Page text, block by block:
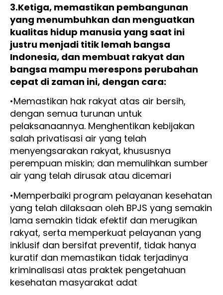
3.Ketiga, memastikan pembangunan
yang menumbuhkan dan menguatkan
kualitas hidup manusia yang saat ini
justru menjadi titik lemah bangsa
Indonesia, dan membuat rakyat dan
bangsa mampu merespons perubahan
cepat di zaman ini, dengan cara:
•Memastikan hak rakyat atas air bersih,
dengan semua turunan untuk
pelaksanaannya. Menghentikan kebijakan
salah privatisasi air yang telah
menyengsarakan rakyat, khususnya
perempuan miskin; dan memulihkan sumber
air yang telah dirusak atau dicemari
•Memperbaiki program pelayanan kesehatan
yang telah dilaksaan oleh BPJS yang semakin
lama semakin tidak efektif dan merugikan
rakyat, serta memperkuat pelayanan yang
inklusif dan bersifat preventif, tidak hanya
kuratif dan memastikan tidak terjadinya
kriminalisasi atas praktek pengetahuan
kesehatan masyarakat adat